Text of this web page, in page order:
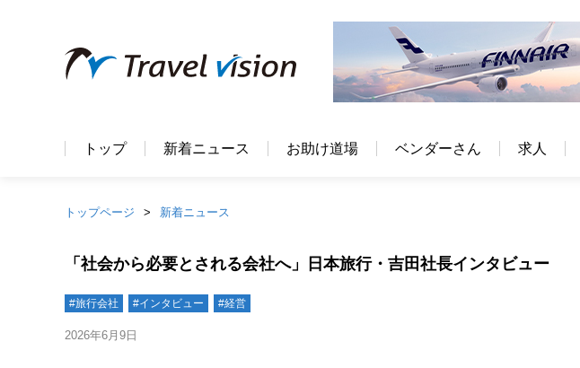
トップ 新着ニュース お助け道場 ベンダーさん 求人
トップページ 新着ニュース
「社会から必要とされる会社へ」日本旅行・吉田社長インタビュー
#旅行会社 #インタビュー #経営
2026年6月9日